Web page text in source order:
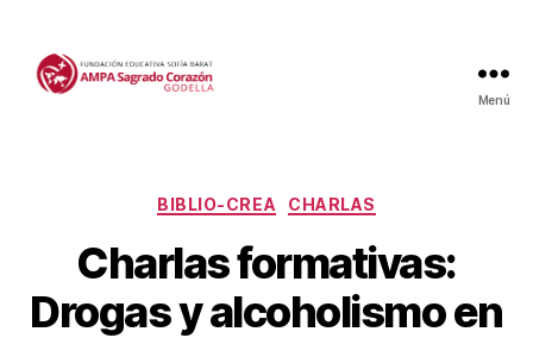
Menú
Categorías
BIBLIO-CREA CHARLAS
Charlas formativas:
Drogas y alcoholismo en